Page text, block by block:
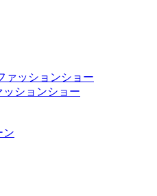
ァッションショー
ッションショー
ン